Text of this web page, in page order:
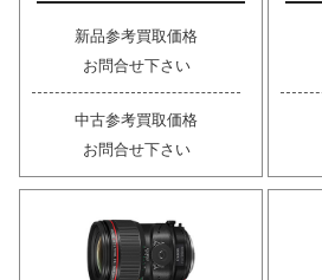
新品参考買取価格
お問合せ下さい
中古参考買取価格
お問合せ下さい